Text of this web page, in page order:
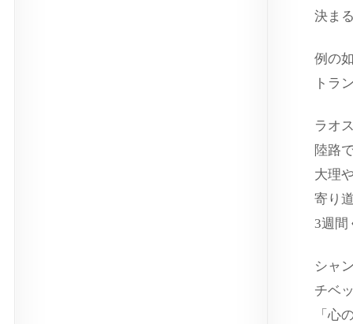
決ま
例の
トラ
ラオ
陸路
大理
寄り
3週間
シャ
チベ
「心